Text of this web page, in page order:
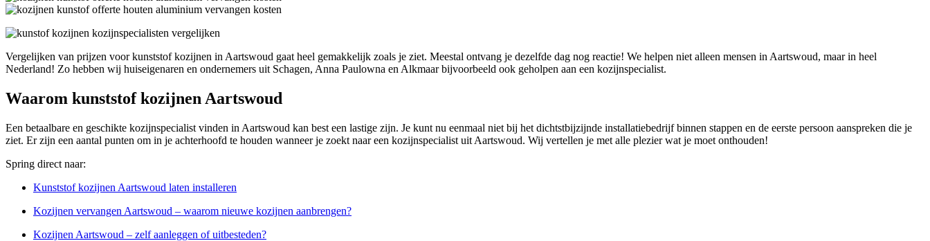
Vergelijken van prijzen voor kunststof kozijnen in Aartswoud gaat heel gemakkelijk zoals je ziet. Meestal ontvang je dezelfde dag nog reactie! We helpen niet alleen mensen in Aartswoud, maar in heel
Nederland! Zo hebben wij huiseigenaren en ondernemers uit Schagen, Anna Paulowna en Alkmaar bijvoorbeeld ook geholpen aan een kozijnspecialist.
Waarom kunststof kozijnen Aartswoud
Een betaalbare en geschikte kozijnspecialist vinden in Aartswoud kan best een lastige zijn. Je kunt nu eenmaal niet bij het dichtstbijzijnde installatiebedrijf binnen stappen en de eerste persoon aanspreken die je
ziet. Er zijn een aantal punten om in je achterhoofd te houden wanneer je zoekt naar een kozijnspecialist uit Aartswoud. Wij vertellen je met alle plezier wat je moet onthouden!
Spring direct naar:
Kunststof kozijnen Aartswoud laten installeren
Kozijnen vervangen Aartswoud – waarom nieuwe kozijnen aanbrengen?
Kozijnen Aartswoud – zelf aanleggen of uitbesteden?